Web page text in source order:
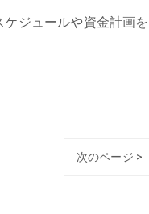
ジュールや資金計画を
次のページ >